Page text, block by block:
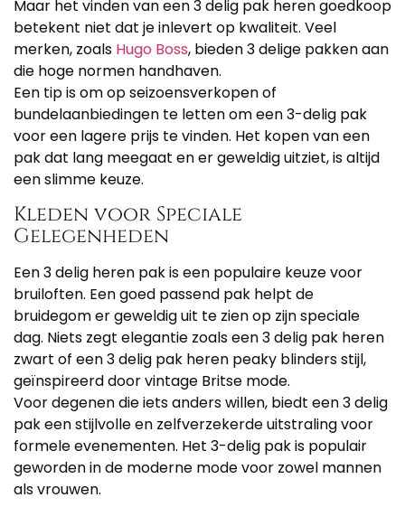
Maar het vinden van een 3 delig pak heren goedkoop
betekent niet dat je inlevert op kwaliteit. Veel
merken, zoals Hugo Boss, bieden 3 delige pakken aan
die hoge normen handhaven.
Een tip is om op seizoensverkopen of
bundelaanbiedingen te letten om een 3-delig pak
voor een lagere prijs te vinden. Het kopen van een
pak dat lang meegaat en er geweldig uitziet, is altijd
een slimme keuze.
Kleden voor Speciale
Gelegenheden
Een 3 delig heren pak is een populaire keuze voor
bruiloften. Een goed passend pak helpt de
bruidegom er geweldig uit te zien op zijn speciale
dag. Niets zegt elegantie zoals een 3 delig pak heren
zwart of een 3 delig pak heren peaky blinders stijl,
geïnspireerd door vintage Britse mode.
Voor degenen die iets anders willen, biedt een 3 delig
pak een stijlvolle en zelfverzekerde uitstraling voor
formele evenementen. Het 3-delig pak is populair
geworden in de moderne mode voor zowel mannen
als vrouwen.